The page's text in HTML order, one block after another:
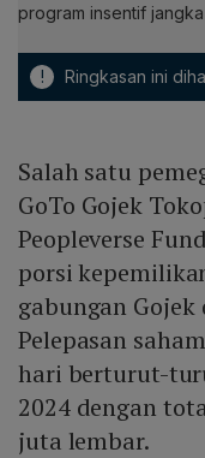
program insentif
! Ringkasan ini
Salah satu
GoTo Gojek
Peopleverse
porsi
gabungan
Pelepasan saham
hari berturut-
2024 dengan
juta lembar.